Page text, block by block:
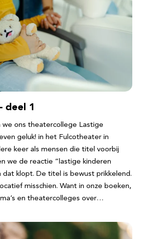
deel 1
we ons theatercollege Lastige
geluk! in het Fulcotheater in
keer als mensen die titel voorbij
we de reactie “lastige kinderen
dat klopt. De titel is bewust prikkelend.
misschien. Want in onze boeken,
en theatercolleges over…